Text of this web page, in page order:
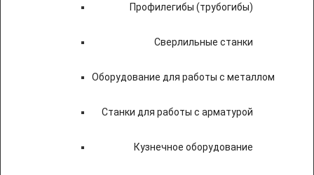
Профилегибы (трубогибы)
Сверлильные станки
Оборудование для работы с металлом
Станки для работы с арматурой
Кузнечное оборудование